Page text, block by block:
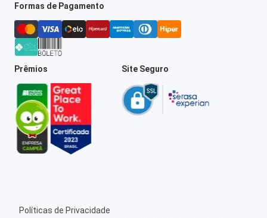
Formas de Pagamento
Prêmios Site Seguro
Políticas de Privacidade